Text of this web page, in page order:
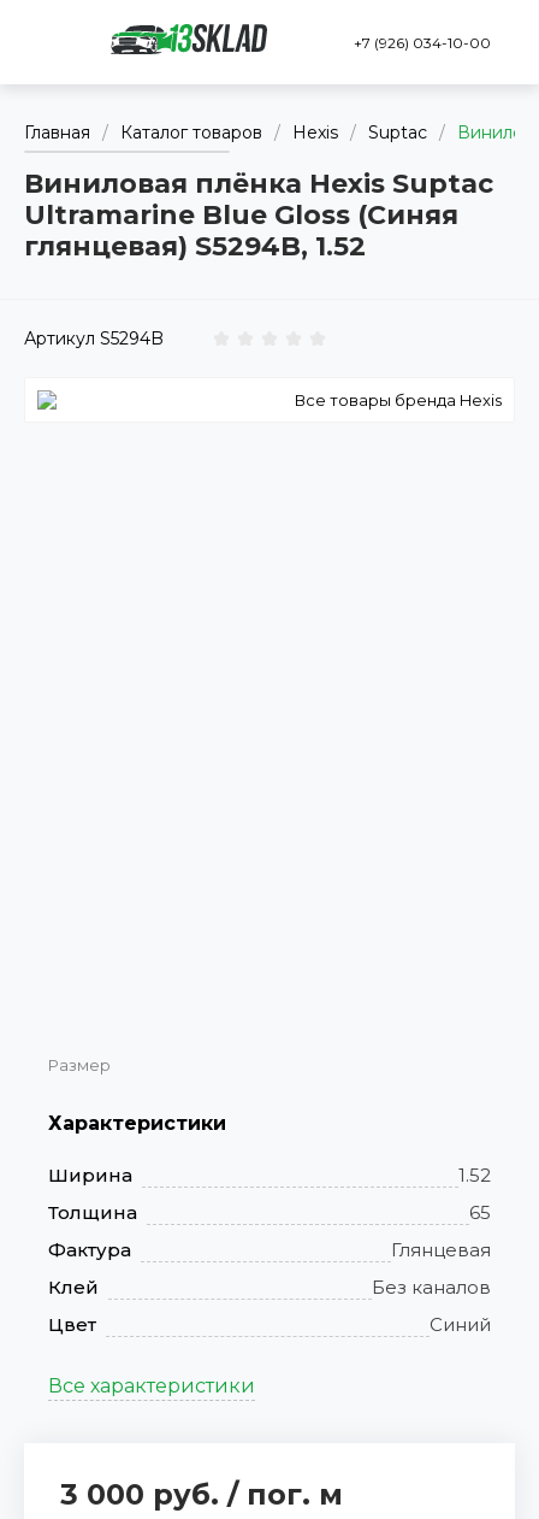
+7 (926) 034-10-00
Главная / Каталог товаров / Hexis / Suptac /
Виниловая плёнка Hexis Suptac
Ultramarine Blue Gloss (Синяя
глянцевая) S5294B, 1.52
Артикул S5294B
Все товары бренда Hexis
Размер
Характеристики
Ширина
1.52
Толщина
65
Фактура
Глянцевая
Клей
Без каналов
Цвет
Синий
Все характеристики
3 000 руб. / пог. м